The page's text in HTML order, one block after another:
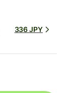
336 JPY